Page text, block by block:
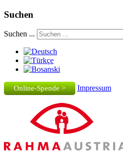
Suchen
Suchen ...
Online-Spende > Impressum